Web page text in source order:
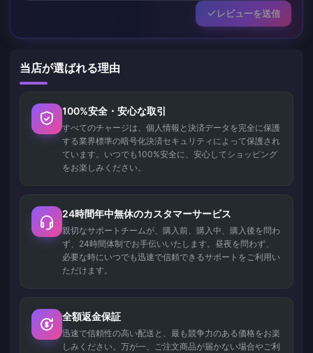
レビューを送信
当店が選ばれる理由
100%安全・安心な取引
すべてのチャージは、個人情報と決済データを完全に保護
する業界標準の暗号化決済セキュリティによって保護され
ています。いつでも100%安全に、安心してショッピング
をお楽しみください。
24時間年中無休のカスタマーサービス
親切なサポートチームが、購入前、購入中、購入後を問わ
ず、24時間体制でお手伝いいたします。昼夜を問わず、
必要な時にいつでも迅速で信頼できるサポートをご利用い
ただけます。
全額返金保証
迅速で信頼性の高い配送と、最も競争力のある価格をお楽
しみください。万が一、ご注文商品が届かない場合やご利